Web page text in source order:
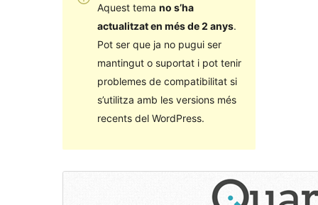
Aquest tema no s’ha
actualitzat en més de 2 anys.
Pot ser que ja no pugui ser
mantingut o suportat i pot tenir
problemes de compatibilitat si
s’utilitza amb les versions més
recents del WordPress.